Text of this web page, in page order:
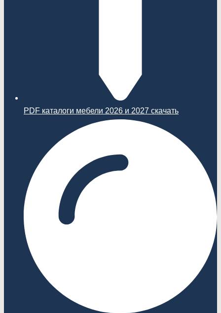
PDF каталоги мебели 2026 и 2027 скачать